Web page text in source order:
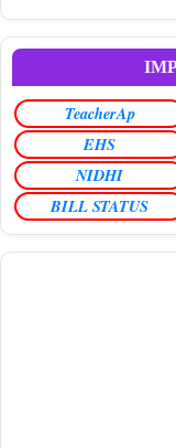
TeacherAp
EHS
NIDHI
BILL STATUS